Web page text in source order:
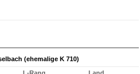
(ehemalige K 710)